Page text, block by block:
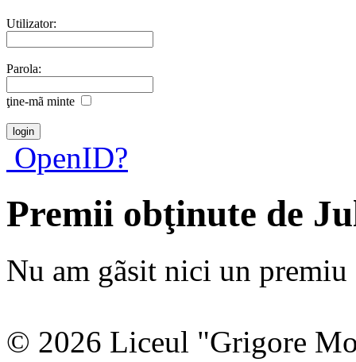
Utilizator:
Parola:
ţine-mã minte
OpenID?
Premii obţinute de
Nu am gãsit nici un premiu
© 2026 Liceul "Grigore